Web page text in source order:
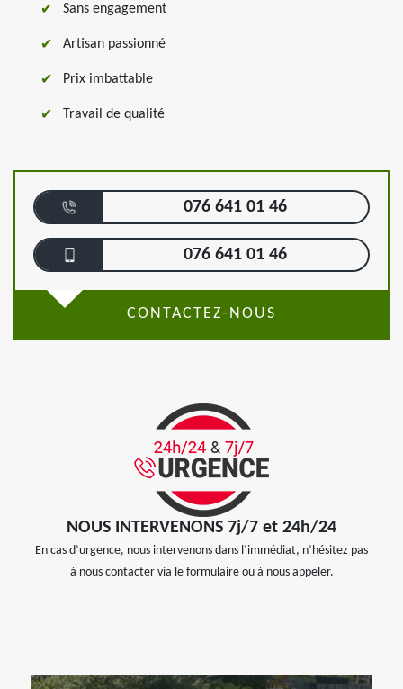
Sans engagement
Artisan passionné
Prix imbattable
Travail de qualité
076 641 01 46
076 641 01 46
CONTACTEZ-NOUS
NOUS INTERVENONS 7j/7 et 24h/24
En cas d’urgence, nous intervenons dans l’immédiat, n’hésitez pas
à nous contacter via le formulaire ou à nous appeler.